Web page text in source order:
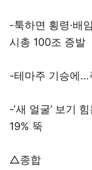
-툭하면 횡령·배
시총 100조 증발
-테마주 기승에…
-‘새 얼굴’ 보기
19% 뚝
△종합